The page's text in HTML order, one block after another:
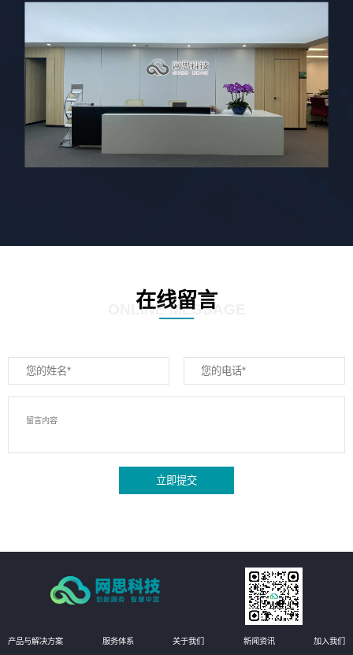
在线留言
ONLINE MESSAGE
立即提交
产品与解决方案 服务体系 关于我们 新闻资讯 加入我们